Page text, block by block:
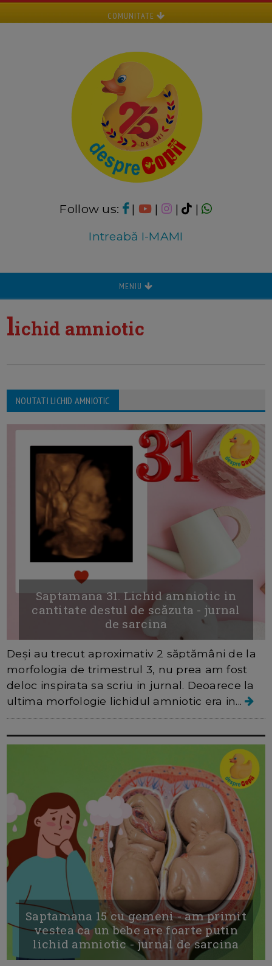
COMUNITATE
Follow us: | | |
|
Intreabă I-MAMI
MENIU
lichid amniotic
NOUTATI LICHID AMNIOTIC
Saptamana 31. Lichid amniotic in
cantitate destul de scăzuta - jurnal
de sarcina
Deși au trecut aproximativ 2 săptămâni de la
morfologia de trimestrul 3, nu prea am fost
deloc inspirata sa scriu in jurnal. Deoarece la
ultima morfologie lichidul amniotic era in...
Saptamana 15 cu gemeni - am primit
vestea ca un bebe are foarte putin
lichid amniotic - jurnal de sarcina